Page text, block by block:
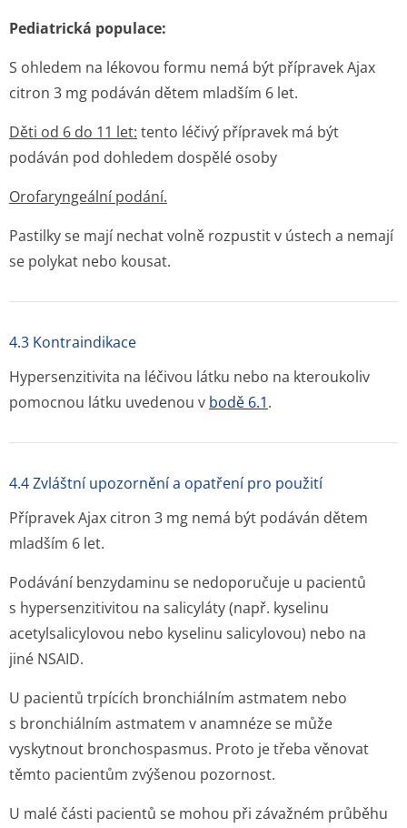
Pediatrická populace:
S ohledem na lékovou formu nemá být přípravek Ajax
citron 3 mg podáván dětem mladším 6 let.
Děti od 6 do 11 let: tento léčivý přípravek má být
podáván pod dohledem dospělé osoby
Orofaryngeální podání.
Pastilky se mají nechat volně rozpustit v ústech a nemají
se polykat nebo kousat.
4.3 Kontraindikace
Hypersenzitivita na léčivou látku nebo na kteroukoliv
pomocnou látku uvedenou v bodě 6.1.
4.4 Zvláštní upozornění a opatření pro použití
Přípravek Ajax citron 3 mg nemá být podáván dětem
mladším 6 let.
Podávání benzydaminu se nedoporučuje u pacientů
s hypersenzitivitou na salicyláty (např. kyselinu
acetylsalicylovou nebo kyselinu salicylovou) nebo na
jiné NSAID.
U pacientů trpících bronchiálním astmatem nebo
s bronchiálním astmatem v anamnéze se může
vyskytnout bronchospasmus. Proto je třeba věnovat
těmto pacientům zvýšenou pozornost.
U malé části pacientů se mohou při závažném průběhu